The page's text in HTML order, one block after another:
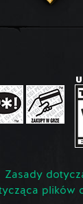
Zasady
plików